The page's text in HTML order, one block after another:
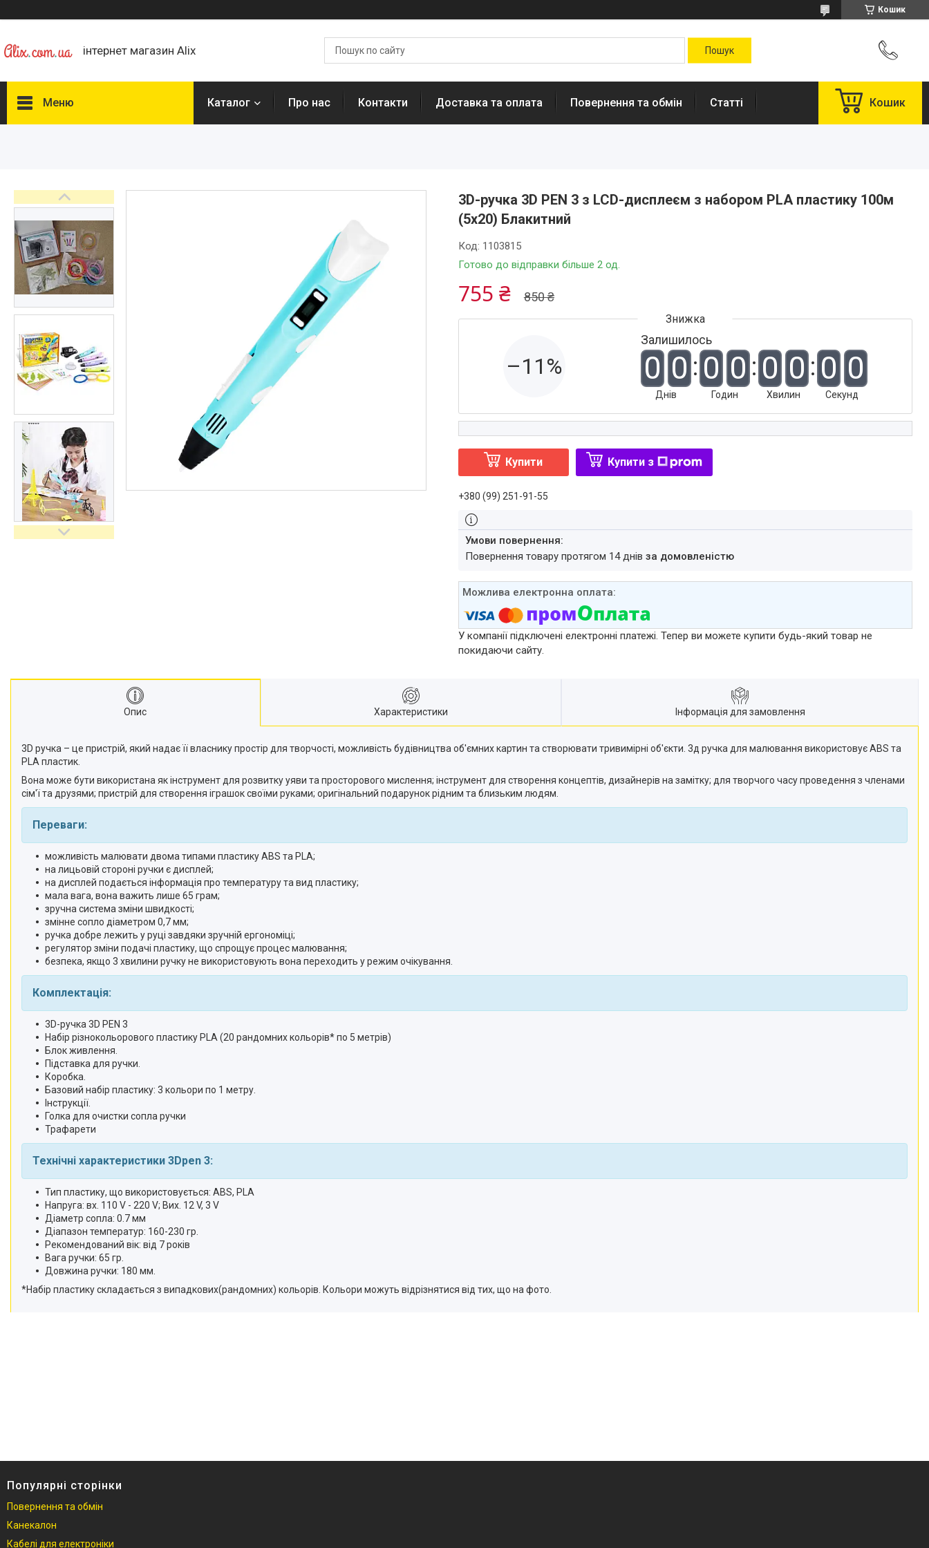
Кошик
інтернет магазин Alix
Меню Каталог Про нас Контакти Доставка та оплата Повернення та обмін Статті Кошик
3D-ручка 3D PEN 3 з LCD-дисплеєм з набором PLA пластику 100м
(5х20) Блакитний
Готово до відправки більше 2 од.
Код: 1103815
850 ₴
755 ₴
–11%
Залишилось
0 0
Днів
0 0
Годин
0 0
Хвилин
0 0
Секунд
Купити Купити з
+380 (99) 251-91-55
повернення товару протягом 14 днів за домовленістю
У компанії підключені електронні платежі. Тепер ви можете купити будь-який товар не
покидаючи сайту.
Опис Характеристики Інформація для замовлення
3D ручка – це пристрій, який надає її власнику простір для творчості, можливість будівництва об'ємних картин та створювати тривимірні об'єкти. 3д ручка для малювання використовує ABS та
PLA пластик.
Вона може бути використана як інструмент для розвитку уяви та просторового мислення; інструмент для створення концептів, дизайнерів на замітку; для творчого часу проведення з членами
сім'ї та друзями; пристрій для створення іграшок своїми руками; оригінальний подарунок рідним та близьким людям.
Переваги:
можливість малювати двома типами пластику ABS та PLA;
на лицьовій стороні ручки є дисплей;
на дисплей подається інформація про температуру та вид пластику;
мала вага, вона важить лише 65 грам;
зручна система зміни швидкості;
змінне сопло діаметром 0,7 мм;
ручка добре лежить у руці завдяки зручній ергономіці;
регулятор зміни подачі пластику, що спрощує процес малювання;
безпека, якщо 3 хвилини ручку не використовують вона переходить у режим очікування.
Комплектація:
3D-ручка 3D PEN 3
Набір різнокольорового пластику PLA (20 рандомних кольорів* по 5 метрів)
Блок живлення.
Підставка для ручки.
Коробка.
Базовий набір пластику: 3 кольори по 1 метру.
Інструкції.
Голка для очистки сопла ручки
Трафарети
Технічні характеристики 3Dpen 3:
Тип пластику, що використовується: ABS, PLA
Напруга: вх. 110 V - 220 V; Вих. 12 V, 3 V
Діаметр сопла: 0.7 мм
Діапазон температур: 160-230 гр.
Рекомендований вік: від 7 років
Вага ручки: 65 гр.
Довжина ручки: 180 мм.
*Набір пластику складається з випадкових(рандомних) кольорів. Кольори можуть відрізнятися від тих, що на фото.
Популярні сторінки
Повернення та обмін
Канекалон
Кабелі для електроніки